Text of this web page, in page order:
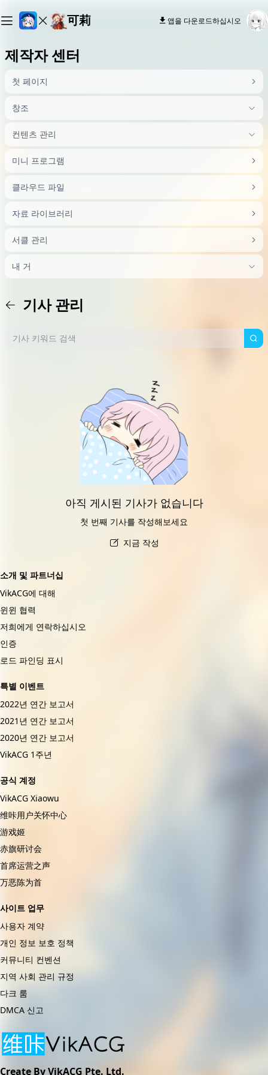
可莉 앱을 다운로드하십시오
제작자 센터
첫 페이지
창조
컨텐츠 관리
미니 프로그램
클라우드 파일
자료 라이브러리
서클 관리
내 거
기사 관리
아직 게시된 기사가 없습니다
첫 번째 기사를 작성해보세요
지금 작성
소개 및 파트너십
VikACG에 대해
윈윈 협력
저희에게 연락하십시오
인증
로드 파인딩 표시
특별 이벤트
2022년 연간 보고서
2021년 연간 보고서
2020년 연간 보고서
VikACG 1주년
공식 계정
VikACG Xiaowu
维咔用户关怀中心
游戏姬
赤旗研讨会
首席运营之声
万恶陈为首
사이트 업무
사용자 계약
개인 정보 보호 정책
커뮤니티 컨벤션
지역 사회 관리 규정
다크 룸
DMCA 신고
Create By VikACG Pte. Ltd.